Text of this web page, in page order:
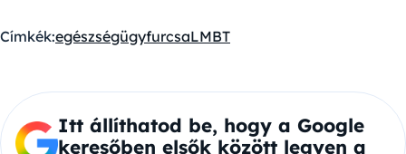
Címkék:egészségügyfurcsaLMBT
Itt állíthatod be, hogy a Google
keresőben elsők között legyen a